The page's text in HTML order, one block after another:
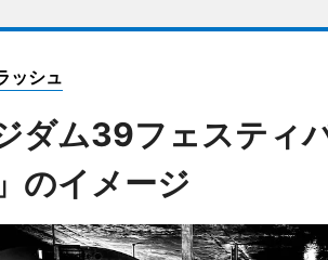
ッシュ
ダム39フェスティ
のイメージ